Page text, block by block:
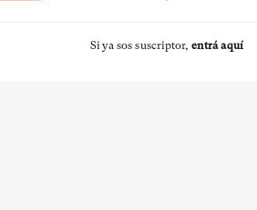
Si ya sos suscriptor, entrá aquí